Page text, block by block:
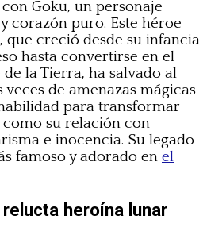
Goku, un personaje
corazón puro. Este héroe
, que creció desde su infancia
hasta convertirse en el
la Tierra, ha salvado al
de amenazas mágicas
para transformar
como su relación con
e inocencia. Su legado
famoso y adorado en el
heroína lunar